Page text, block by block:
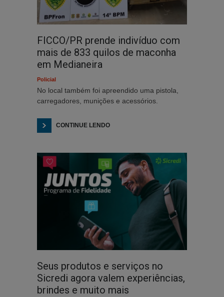
FICCO/PR prende indivíduo com
mais de 833 quilos de maconha
em Medianeira
Policial
No local também foi apreendido uma pistola,
carregadores, munições e acessórios.
CONTINUE LENDO
Seus produtos e serviços no
Sicredi agora valem experiências,
brindes e muito mais